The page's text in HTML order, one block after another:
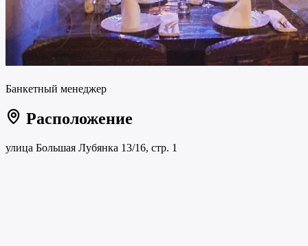
Банкетный менеджер
Расположение
улица Большая Лубянка 13/16, стр. 1